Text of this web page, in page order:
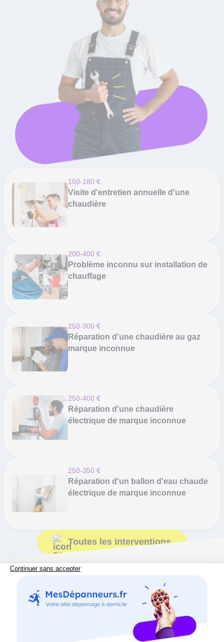
150-180 €
Visite d'entretien annuelle d'une
chaudière
200-400 €
Problème inconnu sur installation de
chauffage
250-300 €
Réparation d'une chaudière au gaz
marque inconnue
250-400 €
Réparation d'une chaudière
électrique de marque inconnue
250-350 €
Réparation d'un ballon d'eau chaude
électrique de marque inconnue
Toutes les interventions
Ceux qui ont testé vous racontent